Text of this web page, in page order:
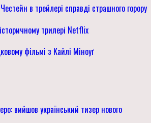
в трейлері справді страшного горору
трилері Netflix
фільмі з Кайлі Міноуґ
вийшов український тизер нового